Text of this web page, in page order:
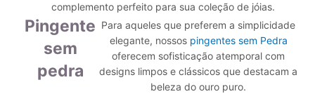
complemento perfeito para sua coleção de jóias.
Pingente
sem
pedra
Para aqueles que preferem a simplicidade
elegante, nossos pingentes sem Pedra
oferecem sofisticação atemporal com
designs limpos e clássicos que destacam a
beleza do ouro puro.